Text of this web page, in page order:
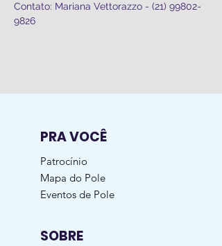
Contato: Mariana Vettorazzo - (21) 99802-
9826
PRA VOCÊ
Patrocínio
Mapa do Pole
Eventos de Pole
SOBRE